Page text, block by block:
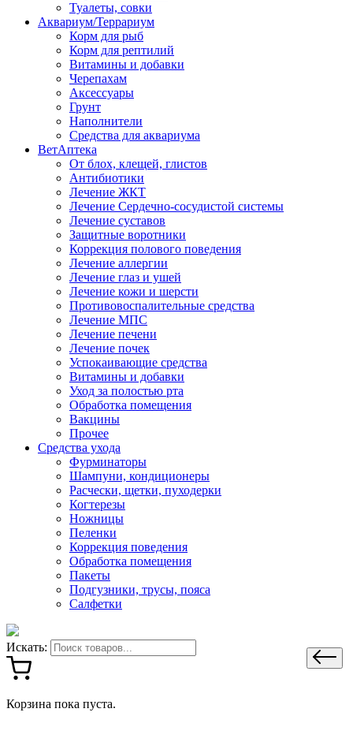
Туалеты, совки
Аквариум/Террариум
Корм для рыб
Корм для рептилий
Витамины и добавки
Черепахам
Аксессуары
Грунт
Наполнители
Средства для аквариума
ВетАптека
От блох, клещей, глистов
Антибиотики
Лечение ЖКТ
Лечение Сердечно-сосудистой системы
Лечение суставов
Защитные воротники
Коррекция полового поведения
Лечение аллергии
Лечение глаз и ушей
Лечение кожи и шерсти
Противовоспалительные средства
Лечение МПС
Лечение печени
Лечение почек
Успокаивающие средства
Витамины и добавки
Уход за полостью рта
Обработка помещения
Вакцины
Прочее
Средства ухода
Фурминаторы
Шампуни, кондиционеры
Расчески, щетки, пуходерки
Когтерезы
Ножницы
Пеленки
Коррекция поведения
Обработка помещения
Пакеты
Подгузники, трусы, пояса
Салфетки
Искать:
Корзина пока пуста.